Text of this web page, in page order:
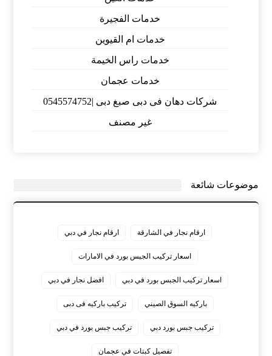
خدمات الفجيرة
خدمات ام القيوين
خدمات راس الخيمة
خدمات عجمان
شركات دهان فى دبى صبغ دبى |0545574752
غير مصنف
موضوعات شائعة
ارقام نجار في الشارقة ارقام نجار في دبي
اسعار تركيب الجبس بورد في الامارات
اسعار تركيب الجبس بورد في دبي افضل نجار في دبي
باركيه السوق الصيني تركيب باركيه فى دبى
تركيب جبس بورد دبي تركيب جبس بورد في دبي
تفصيل كبتات في عجمان